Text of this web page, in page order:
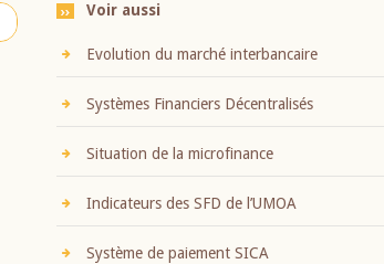
Voir aussi
Evolution du marché interbancaire
Systèmes Financiers Décentralisés
Situation de la microfinance
Indicateurs des SFD de l’UMOA
Système de paiement SICA